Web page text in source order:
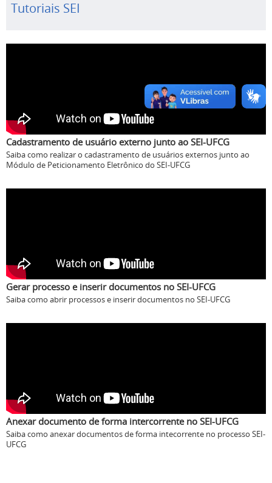
Tutoriais SEI
Cadastramento de usuário externo junto ao SEI-UFCG
Saiba como realizar o cadastramento de usuários externos junto ao
Módulo de Peticionamento Eletrônico do SEI-UFCG
Gerar processo e inserir documentos no SEI-UFCG
Saiba como abrir processos e inserir documentos no SEI-UFCG
Anexar documento de forma intercorrente no SEI-UFCG
Saiba como anexar documentos de forma intecorrente no processo SEI-
UFCG